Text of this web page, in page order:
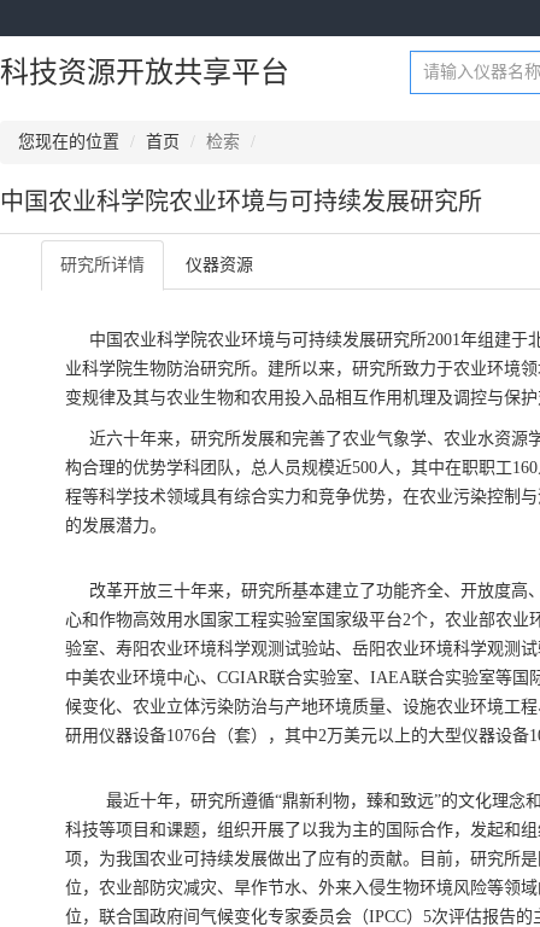
科技资源开放共享平台
您现在的位置 首页 检索
中国农业科学院农业环境与可持续发展研究所
研究所详情 仪器资源
中国农业科学院农业环境与可持续发展研究所2001年组建
业科学院生物防治研究所。建所以来，研究所致力于农业环境
变规律及其与农业生物和农用投入品相互作用机理及调控与保
近六十年来，研究所发展和完善了农业气象学、农业水资
构合理的优势学科团队，总人员规模近500人，其中在职职工
程等科学技术领域具有综合实力和竞争优势，在农业污染控制
的发展潜力。
改革开放三十年来，研究所基本建立了功能齐全、开放度
心和作物高效用水国家工程实验室国家级平台2个，农业部农
验室、寿阳农业环境科学观测试验站、岳阳农业环境科学观测
中美农业环境中心、CGIAR联合实验室、IAEA联合实验室等
候变化、农业立体污染防治与产地环境质量、设施农业环境工
研用仪器设备1076台（套），其中2万美元以上的大型仪器设
最近十年，研究所遵循“鼎新利物，臻和致远”的文化理念
科技等项目和课题，组织开展了以我为主的国际合作，发起和
项，为我国农业可持续发展做出了应有的贡献。目前，研究所
位，农业部防灾减灾、旱作节水、外来入侵生物环境风险等领
位，联合国政府间气候变化专家委员会（IPCC）5次评估报告